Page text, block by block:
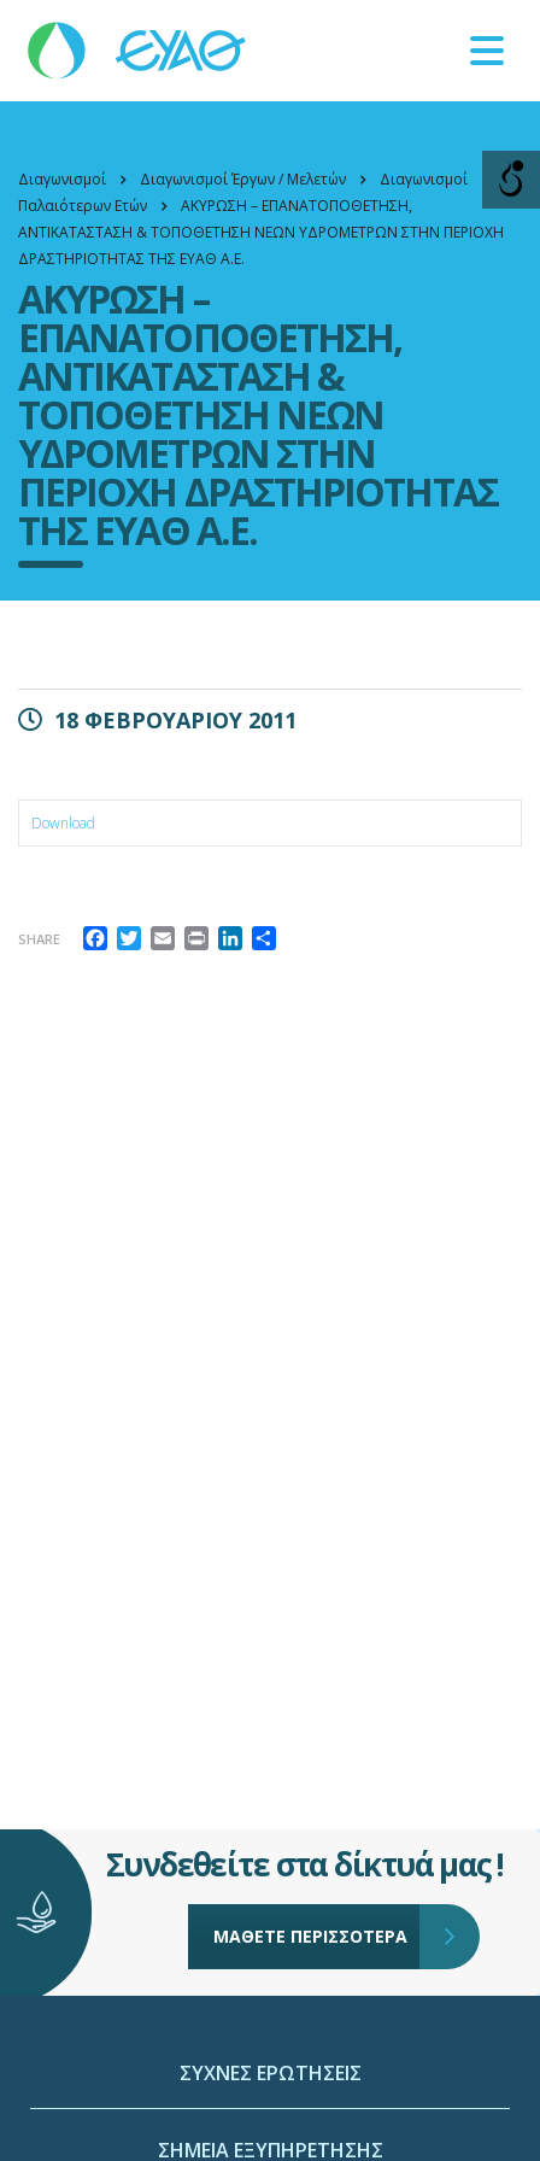
Διαγωνισμοί Διαγωνισμοί Έργων / Μελετών
Διαγωνισμοί
Παλαιότερων Ετών
ΑΚΥΡΩΣΗ – ΕΠΑΝΑΤΟΠΟΘΕΤΗΣΗ,
ΑΝΤΙΚΑΤΑΣΤΑΣΗ & ΤΟΠΟΘΕΤΗΣΗ ΝΕΩΝ ΥΔΡΟΜΕΤΡΩΝ ΣΤΗΝ ΠΕΡΙΟΧΗ
ΔΡΑΣΤΗΡΙΟΤΗΤΑΣ ΤΗΣ ΕΥΑΘ Α.Ε.
ΑΚΥΡΩΣΗ –
ΕΠΑΝΑΤΟΠΟΘΕΤΗΣΗ,
ΑΝΤΙΚΑΤΑΣΤΑΣΗ &
ΤΟΠΟΘΕΤΗΣΗ ΝΕΩΝ
ΥΔΡΟΜΕΤΡΩΝ ΣΤΗΝ
ΠΕΡΙΟΧΗ ΔΡΑΣΤΗΡΙΟΤΗΤΑΣ
ΤΗΣ ΕΥΑΘ Α.Ε.
18 ΦΕΒΡΟΥΑΡΙΟΥ 2011
Download
SHARE Facebook
Twitter
EmailPrintLinkedIn
Συνδεθείτε στα δίκτυά μας !
ΜΑΘΕΤΕ ΠΕΡΙΣΣΟΤΕΡΑ
ΣΥΧΝΕΣ ΕΡΩΤΗΣΕΙΣ
ΣΗΜΕΙΑ ΕΞΥΠΗΡΕΤΗΣΗΣ